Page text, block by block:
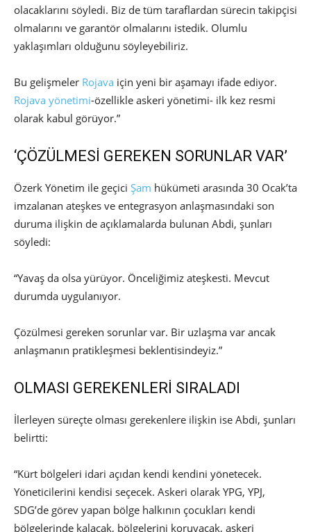
olacaklarını söyledi. Biz de tüm taraflardan sürecin takipçisi
olmalarını ve garantör olmalarını istedik. Olumlu
yaklaşımları olduğunu söyleyebiliriz.
Bu gelişmeler Rojava için yeni bir aşamayı ifade ediyor.
Rojava yönetimi-özellikle askeri yönetimi- ilk kez resmi
olarak kabul görüyor.”
‘ÇÖZÜLMESİ GEREKEN SORUNLAR VAR’
Özerk Yönetim ile geçici Şam hükümeti arasında 30 Ocak’ta
imzalanan ateşkes ve entegrasyon anlaşmasındaki son
duruma ilişkin de açıklamalarda bulunan Abdi, şunları
söyledi:
“Yavaş da olsa yürüyor. Önceliğimiz ateşkesti. Mevcut
durumda uygulanıyor.
Çözülmesi gereken sorunlar var. Bir uzlaşma var ancak
anlaşmanın pratikleşmesi beklentisindeyiz.”
OLMASI GEREKENLERİ SIRALADI
İlerleyen süreçte olması gerekenlere ilişkin ise Abdi, şunları
belirtti:
“Kürt bölgeleri idari açıdan kendi kendini yönetecek.
Yöneticilerini kendisi seçecek. Askeri olarak YPG, YPJ,
SDG’de görev yapan bölge halkının çocukları kendi
bölgelerinde kalacak, bölgelerini koruyacak, askeri